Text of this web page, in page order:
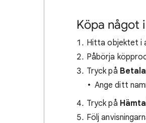
Köpa något
Hitta objektet i
Påbörja
Tryck på
Ange ditt
Tryck på
Följ